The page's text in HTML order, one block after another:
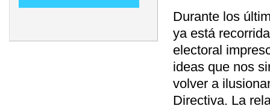
Durante los
ya está
electoral
ideas que nos
volver a
Directiva. La